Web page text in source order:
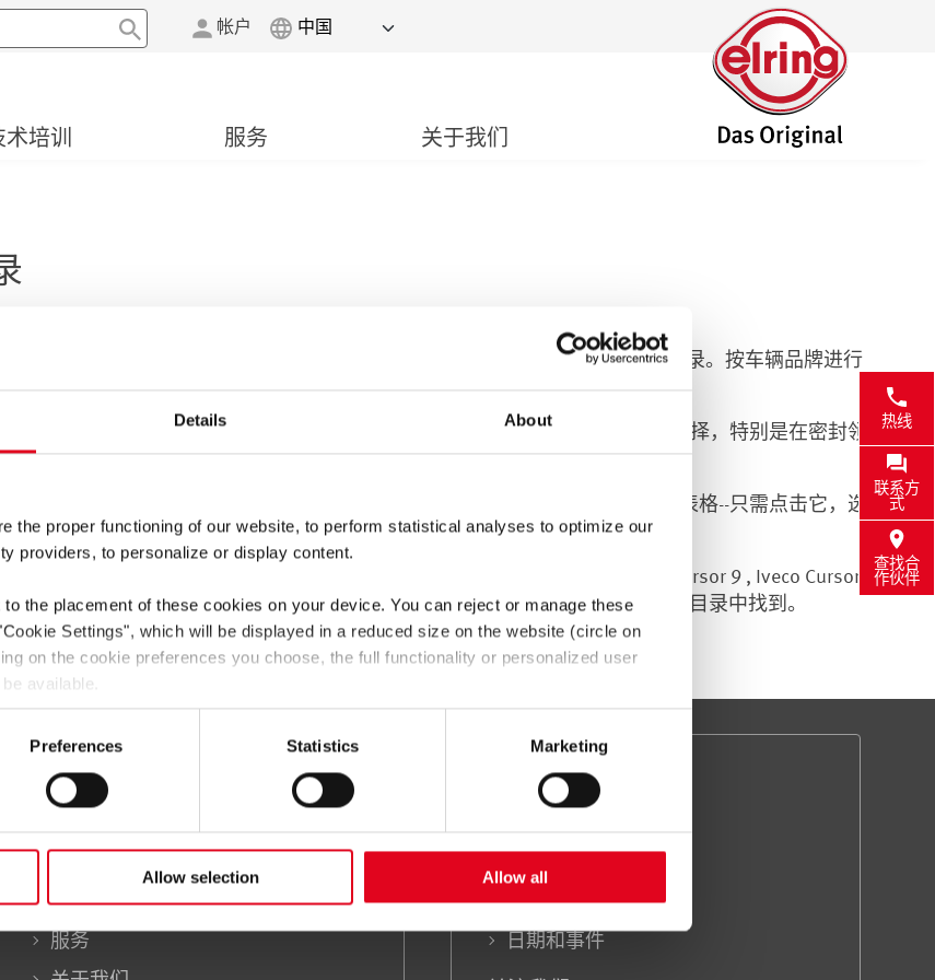
Details About
the proper functioning of our website, to perform statistical analyses to optimize our
providers, to personalize or display content.
to the placement of these cookies on your device. You can reject or manage these
Settings", which will be displayed in a reduced size on the website (circle on
on the cookie preferences you choose, the full functionality or personalized user
available.
of data to third countries (e.g. USA) in accordance with Art. 49 (1) sentence 1 a
have a level of data protection comparable to that of the EU. In this case, there may
Preferences Statistics Marketing
Allow selection Allow all
帐户
术培训 服务 关于我们
各种分类清晰的信息资料，以满足他们的需求--例如商用车领域的主要产品目录。按车辆品牌进行
。我们的产品系列适应当前的市场状况，为汽车专业人士提供了广泛的产品选择，特别是在密封领
副本。在爱尔铃网站（www.elring.de）上，你可以在服务区找到相应的订购表格--只需点击它，选
目录也可以直接生成并下载为PDF文件。
的汽车制造商，配套的全新分解图也一并奉上。其中，DAF MAX13, Iveco Cursor 9 , Iveco Cursor
Mercedes-Benz OM936, Iveco Tector 4,5, Iveco Tector 5.9, Iveco Tector 6.7可以在目录中找到。
热线
联系方
式
查找合
作伙伴
为什么选择爱尔铃？
技术培训
服务
关注我们
新闻中心
日期和事件